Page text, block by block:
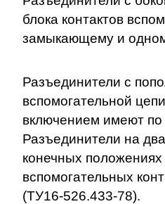
блока контактов
замыкающему и
Разъединители с
вспомогательной
включением имеют по
Разъединители на
конечных
вспомогательных
(ТУ16-526.433-78).